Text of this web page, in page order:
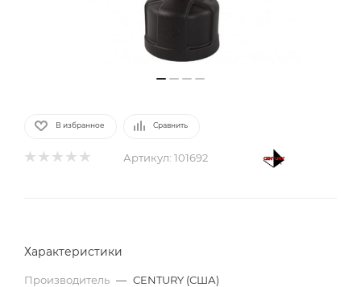
В избранное Сравнить
Артикул: 101692
Характеристики
Производитель — CENTURY (США)